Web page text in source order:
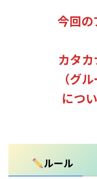
今回の
カタ
（グ
につ
ルール